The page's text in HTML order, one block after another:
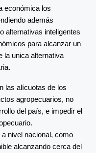
económica los
además
alternativas inteligentes
para alcanzar un
la unica alternativa
las alícuotas de los
agropecuarios, no
del país, e impedir el
nivel nacional, como
alcanzando cerca del